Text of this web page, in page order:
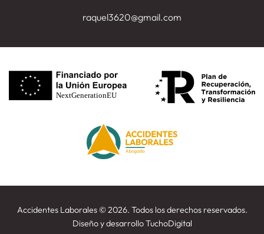
raquel3620@gmail.com
Accidentes Laborales © 2026. Todos los derechos reservados.
Diseño y desarrolloTuchoDigital